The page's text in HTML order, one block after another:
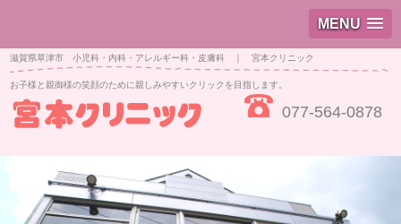
MENU
滋賀県草津市 小児科・内科・アレルギー科・皮膚科 ｜ 宮本クリニック
お子様と親御様の笑顔のために親しみやすいクリックを目指します。
077-564-0878